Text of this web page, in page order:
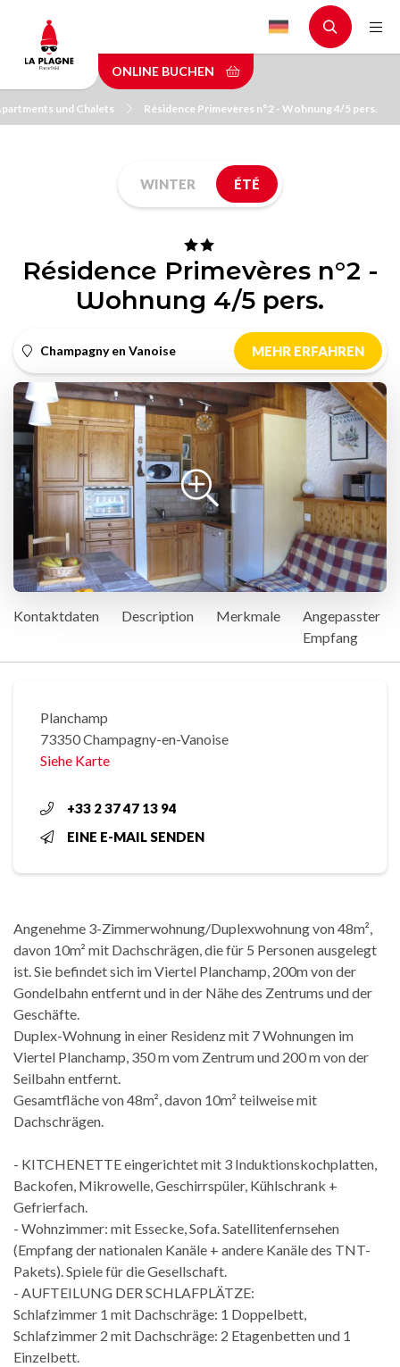
main
content
ONLINE BUCHEN
und Chalets Résidence Primevères n°2 - Wohnung 4/5 pers.
WINTER ÉTÉ
Résidence Primevères n°2 -
Wohnung 4/5 pers.
Champagny en Vanoise MEHR ERFAHREN
Kontaktdaten Description Merkmale
Angepasster
Empfang
Planchamp
73350 Champagny-en-Vanoise
Siehe Karte
+33 2 37 47 13 94
EINE E-MAIL SENDEN
Angenehme 3-Zimmerwohnung/Duplexwohnung von 48m²,
davon 10m² mit Dachschrägen, die für 5 Personen ausgelegt
ist. Sie befindet sich im Viertel Planchamp, 200m von der
Gondelbahn entfernt und in der Nähe des Zentrums und der
Geschäfte.
Duplex-Wohnung in einer Residenz mit 7 Wohnungen im
Viertel Planchamp, 350 m vom Zentrum und 200 m von der
Seilbahn entfernt.
Gesamtfläche von 48m², davon 10m² teilweise mit
Dachschrägen.
- KITCHENETTE eingerichtet mit 3 Induktionskochplatten,
Backofen, Mikrowelle, Geschirrspüler, Kühlschrank +
Gefrierfach.
- Wohnzimmer: mit Essecke, Sofa. Satellitenfernsehen
(Empfang der nationalen Kanäle + andere Kanäle des TNT-
Pakets). Spiele für die Gesellschaft.
- AUFTEILUNG DER SCHLAFPLÄTZE:
Schlafzimmer 1 mit Dachschräge: 1 Doppelbett,
Schlafzimmer 2 mit Dachschräge: 2 Etagenbetten und 1
Einzelbett.